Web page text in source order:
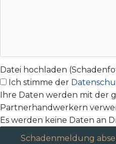
Datei hochladen
Ich stimme der
Ihre Daten werden mit der
Partnerhandwerkern
Es werden keine Daten an
Schadenmeldung